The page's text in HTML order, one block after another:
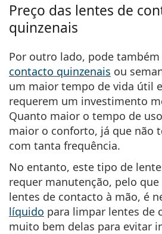
Preço das lentes de
quinzenais
Por outro lado, pode também
contacto quinzenais ou
um maior tempo de vida útil
requerem um investimento
Quanto maior o tempo de
maior o conforto, já que não
com tanta frequência.
No entanto, este tipo de
requer manutenção, pelo
lentes de contacto à mão, é
líquido para limpar lentes de
muito bem delas para evitar